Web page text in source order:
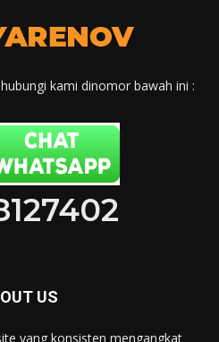
kami dinomor bawah ini :
US
yang konsisten mengangkat